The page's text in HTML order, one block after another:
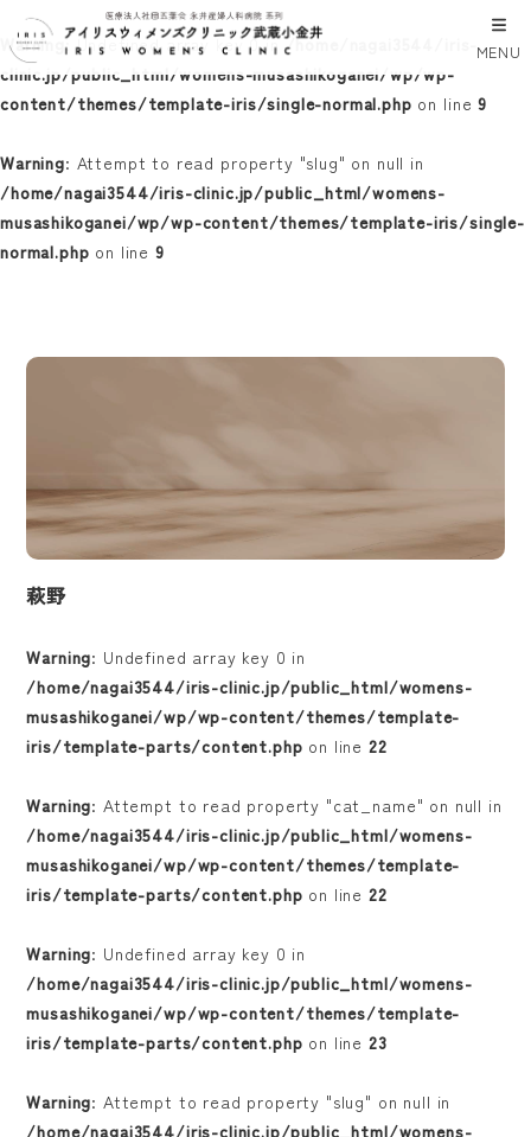
MENU
Warning: Undefined array key 0 in/home/nagai3544/iris-
clinic.jp/public_html/womens-musashikoganei/wp/wp-
content/themes/template-iris/single-normal.php on line9
Warning: Attempt to read property "slug" on null in
/home/nagai3544/iris-clinic.jp/public_html/womens-
musashikoganei/wp/wp-content/themes/template-iris/single-
normal.php on line 9
萩野
Warning: Undefined array key 0 in
/home/nagai3544/iris-clinic.jp/public_html/womens-
musashikoganei/wp/wp-content/themes/template-
iris/template-parts/content.php on line22
Warning: Attempt to read property "cat_name" on null in
/home/nagai3544/iris-clinic.jp/public_html/womens-
musashikoganei/wp/wp-content/themes/template-
iris/template-parts/content.php on line22
Warning: Undefined array key 0 in
/home/nagai3544/iris-clinic.jp/public_html/womens-
musashikoganei/wp/wp-content/themes/template-
iris/template-parts/content.php on line23
Warning: Attempt to read property "slug" on null in
/home/nagai3544/iris-clinic.jp/public_html/womens-
医院紹介
診療案内
料金表